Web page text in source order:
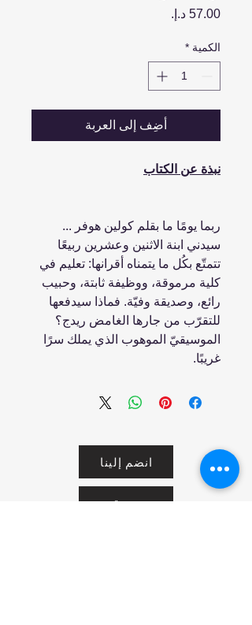
الكمية *
أضِف إلى العربة
نبذة عن الكتاب
ربما يومًا ما بقلم كولين هوفر ...
سيدني ابنة الاثنين وعشرين ربيعًا
تتمتّع بكُل ما يتمناه أقرانها: تعليم في
كلية مرموقة، ووظيفة ثابتة، وحبيب
رائع، وصديقة وفيّة. فماذا سيدفعها
للتقرّب من جارها الغامض ريدج؟
الموسيقيّ الموهوب الذي يملك سرًا
غريبًا.
انضم إلينا
تسوق